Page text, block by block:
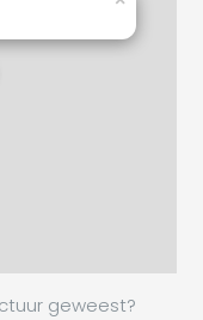
geweest?